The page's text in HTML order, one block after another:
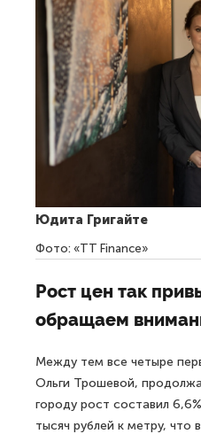
Юдита Григайте
Фото: «TT Finance»
Рост цен так
обращаем
Между тем все четыре
Ольги Трошевой,
городу рост составил
тысяч рублей к метру, что